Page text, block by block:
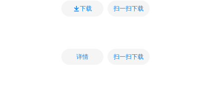
下载 扫一扫下载
详情 扫一扫下载